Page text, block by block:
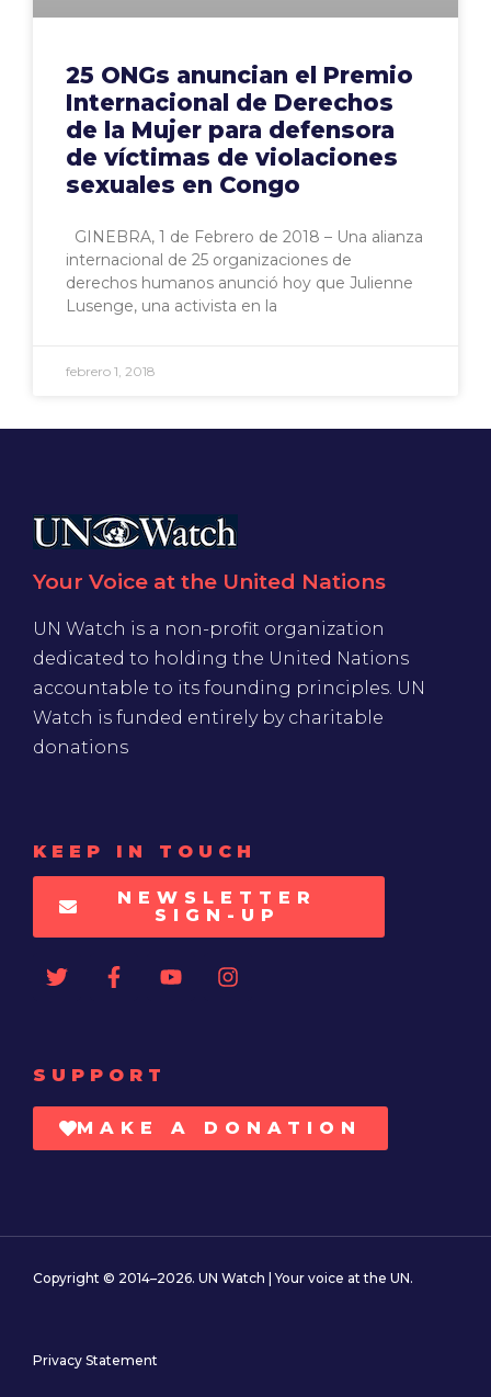
25 ONGs anuncian el Premio
Internacional de Derechos
de la Mujer para defensora
de víctimas de violaciones
sexuales en Congo
GINEBRA, 1 de Febrero de 2018 – Una alianza
internacional de 25 organizaciones de
derechos humanos anunció hoy que Julienne
Lusenge, una activista en la
febrero 1, 2018
Your Voice at the United Nations
UN Watch is a non-profit organization
dedicated to holding the United Nations
accountable to its founding principles. UN
Watch is funded entirely by charitable
donations
KEEP IN TOUCH
NEWSLETTER
SIGN-UP
SUPPORT
MAKE A DONATION
Copyright © 2014–2026. UN Watch | Your voice at the UN.
Privacy Statement